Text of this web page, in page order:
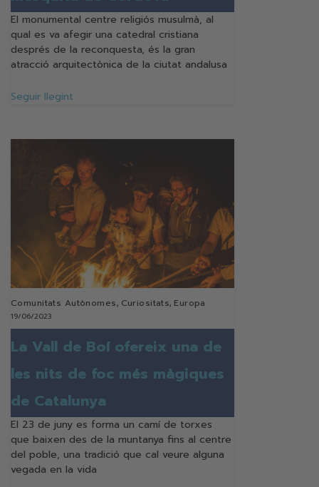
El monumental centre religiós musulmà, al
qual es va afegir una catedral cristiana
després de la reconquesta, és la gran
atracció arquitectònica de la ciutat andalusa
Seguir llegint
Comunitats Autònomes, Curiositats, Europa
19/06/2023
La Vall de Boí ofereix una de
les nits de foc més màgiques
de Catalunya
El 23 de juny es forma un camí de torxes
que baixen des de la muntanya fins al centre
del poble, una tradició que cal veure alguna
vegada en la vida